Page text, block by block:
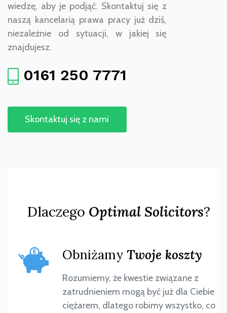
wiedzę, aby je podjąć. Skontaktuj się z
naszą kancelarią prawa pracy już dziś,
niezależnie od sytuacji, w jakiej się
znajdujesz.
0161 250 7771
Skontaktuj się z nami
Dlaczego Optimal Solicitors?
Obniżamy Twoje koszty
Rozumiemy, że kwestie związane z
zatrudnieniem mogą być już dla Ciebie
ciężarem, dlatego robimy wszystko, co